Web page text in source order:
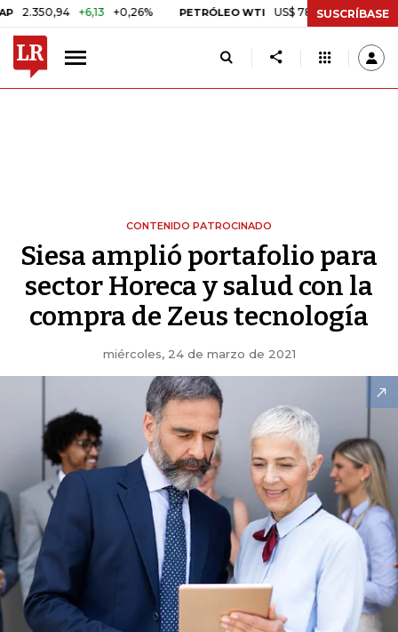
+6,13 +0,26% PETRÓLEO WTI US$ 78,01 US$ 2,92 +3,89%
SUSCRÍBASE
CONTENIDO PATROCINADO
Siesa amplió portafolio para
sector Horeca y salud con la
compra de Zeus tecnología
miércoles, 24 de marzo de 2021